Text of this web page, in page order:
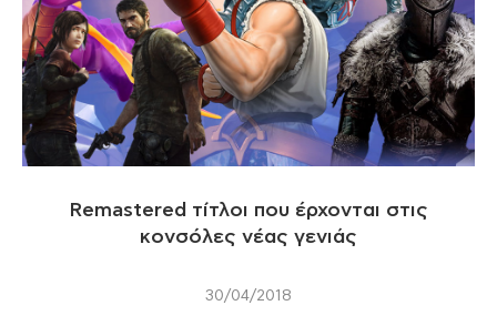
Remastered τίτλοι που έρχονται στις
κονσόλες νέας γενιάς
30/04/2018